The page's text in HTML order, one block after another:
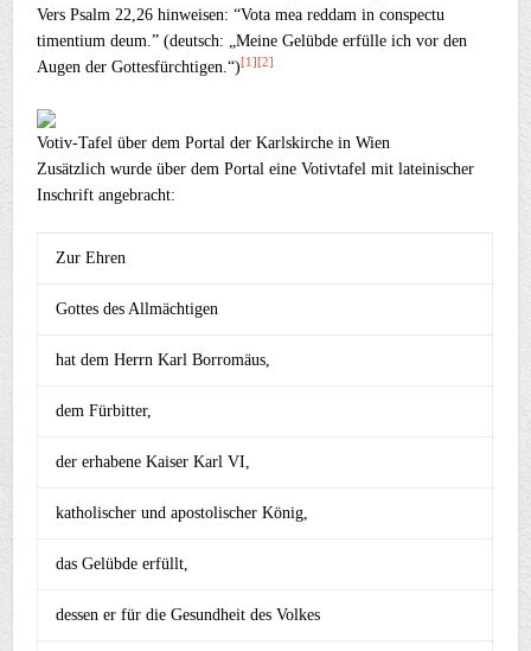
Vers Psalm 22,26 hinweisen:“Vota mea reddam in conspectu
timentium deum.” (deutsch: „Meine Gelübde erfülle ich vor den
Augen der Gottesfürchtigen.“) 1 [2
Votiv-Tafel über dem Portal der Karlskirche in Wien
Zusätzlich wurde über dem Portal eine Votivtafel mit lateinischer
Inschrift angebracht:
Zur Ehren
Gottes des Allmächtigen
hat dem Herrn Karl Borromäus,
dem Fürbitter,
der erhabene Kaiser Karl VI,
katholischer und apostolischer König,
das Gelübde erfüllt,
dessen er für die Gesundheit des Volkes